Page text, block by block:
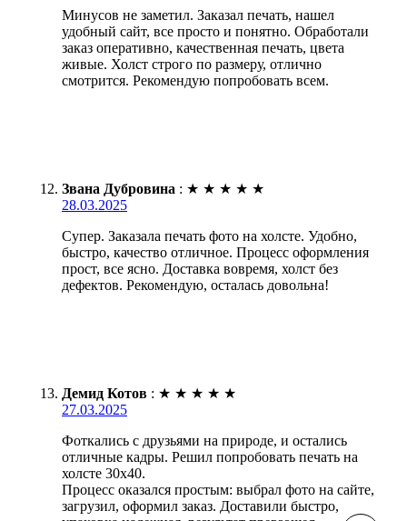
Минусов не заметил. Заказал печать, нашел
удобный сайт, все просто и понятно. Обработали
заказ оперативно, качественная печать, цвета
живые. Холст строго по размеру, отлично
смотрится. Рекомендую попробовать всем.
Звана Дубровина : ★ ★ ★ ★ ★
28.03.2025
Супер. Заказала печать фото на холсте. Удобно,
быстро, качество отличное. Процесс оформления
прост, все ясно. Доставка вовремя, холст без
дефектов. Рекомендую, осталась довольна!
Демид Котов : ★ ★ ★ ★ ★
27.03.2025
Фоткались с друзьями на природе, и остались
отличные кадры. Решил попробовать печать на
холсте 30х40.
Процесс оказался простым: выбрал фото на сайте,
загрузил, оформил заказ. Доставили быстро,